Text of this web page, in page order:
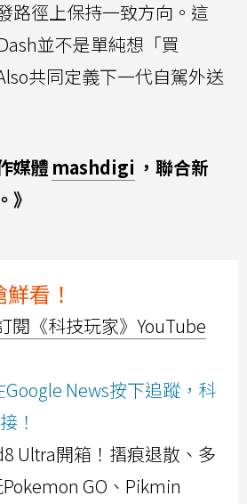
路徑上保持一致方向。這
並不是單純想「買
共同定義下一代自駕外送
媒體 mashdigi ，聯合新
》
看！
閱《科技玩家》YouTube
News按下追蹤，科
！
Ultra開箱！摺痕退散、多
GO、Pikmin